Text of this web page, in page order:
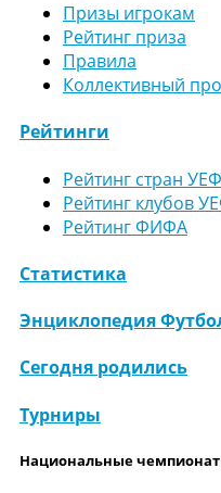
Призы игрокам
Рейтинг приза
Правила
Коллективный
Рейтинги
Рейтинг стран
Рейтинг клубов
Рейтинг ФИФА
Статистика
Энциклопедия
Сегодня родились
Турниры
Национальные